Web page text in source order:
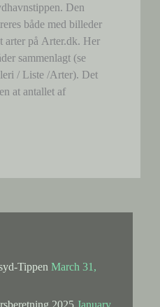
Den
både med billeder
arter på Arter.dk. Her
sammenlagt (se
/ Liste /Arter). Det
at antallet af
Tippen March 31,
2025 January